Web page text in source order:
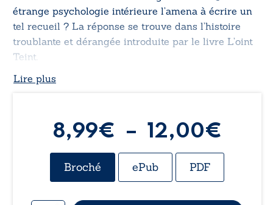
étrange psychologie intérieure l’amena à écrire un
tel recueil ? La réponse se trouve dans l’histoire
troublante et dérangée introduite par le livre L’oint
Teint
Lire plus
8,99€ – 12,00€
de
Broché ePub PDF